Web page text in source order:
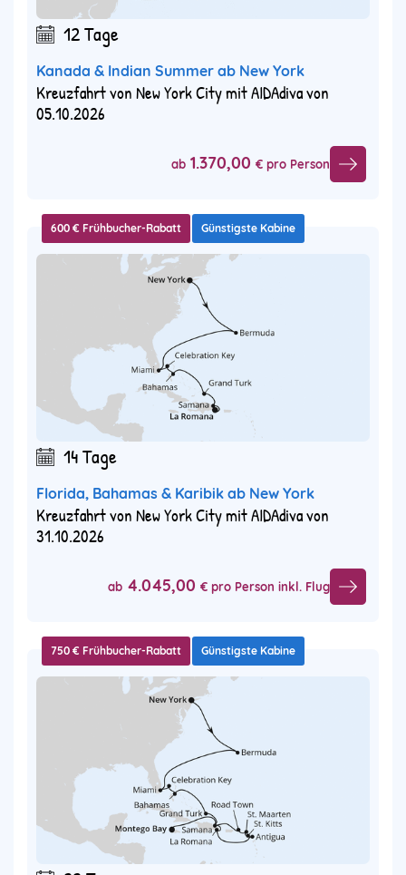
12 Tage
Kanada & Indian Summer ab New York
Kreuzfahrt von New York City mit AIDAdiva von
05.10.2026
ab 1.370,00 € pro Person
600 € Frühbucher-Rabatt Günstigste Kabine
14 Tage
Florida, Bahamas & Karibik ab New York
Kreuzfahrt von New York City mit AIDAdiva von
31.10.2026
ab 4.045,00 € pro Person inkl. Flug
750 € Frühbucher-Rabatt Günstigste Kabine